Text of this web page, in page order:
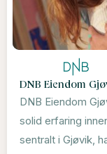
DNB Eiendom
DNB Eiendom
solid erfaring
sentralt i Gjøvik,